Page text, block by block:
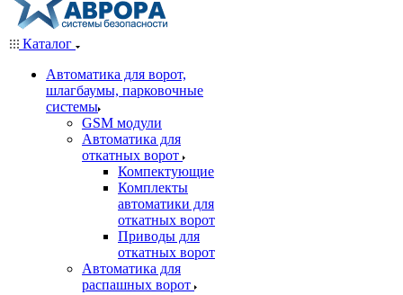
Каталог
Автоматика для ворот,
шлагбаумы, парковочные
системы
GSM модули
Автоматика для
откатных ворот
Компектующие
Комплекты
автоматики для
откатных ворот
Приводы для
откатных ворот
Автоматика для
распашных ворот